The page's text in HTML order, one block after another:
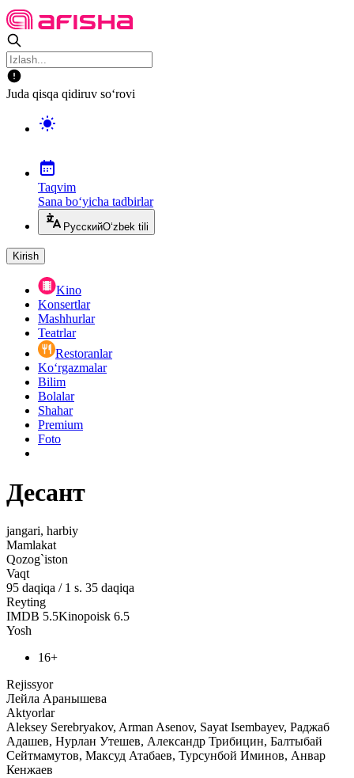
Juda qisqa qidiruv so‘rovi
Taqvim
Sana bo‘yicha tadbirlar
РусскийO‘zbek tili
Kirish
Kino
Konsertlar
Mashhurlar
Teatrlar
Restoranlar
Ko‘rgazmalar
Bilim
Bolalar
Shahar
Premium
Foto
Десант
jangari, harbiy
Mamlakat
Qozog`iston
Vaqt
95 daqiqa / 1 s. 35 daqiqa
Reyting
IMDB 5.5Kinopoisk 6.5
Yosh
16+
Rejissyor
Лейла Аранышева
Aktyorlar
Aleksey Serebryakov, Arman Asenov, Sayat Isembayev, Раджаб
Адашев, Нурлан Утешев, Александр Трибицин, Балтыбай
Сейтмамутов, Максуд Атабаев, Турсунбой Иминов, Анвар
Кенжаев